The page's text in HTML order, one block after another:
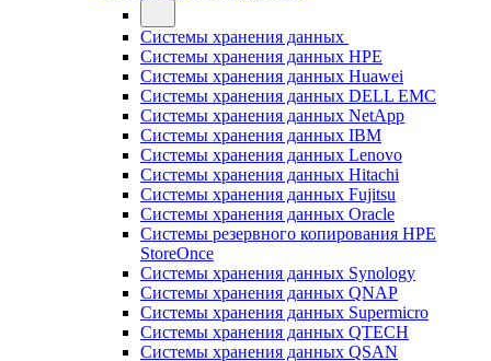
Системы хранения данных
Системы хранения данных HPE
Системы хранения данных Huawei
Системы хранения данных DELL EMC
Cистемы хранения данных NetApp
Системы хранения данных IBM
Системы хранения данных Lenovo
Системы хранения данных Hitachi
Системы хранения данных Fujitsu
Системы хранения данных Oracle
Системы резервного копирования HPE
StoreOnce
Системы хранения данных Synology
Системы хранения данных QNAP
Системы хранения данных Supermicro
Системы хранения данных QTECH
Системы хранения данных QSAN